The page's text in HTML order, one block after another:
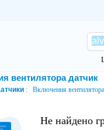
вентилятора датчик
Включения
Не найдено